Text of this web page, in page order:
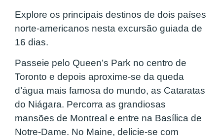
Explore os principais destinos de dois países
norte-americanos nesta excursão guiada de
16 dias.
Passeie pelo Queen’s Park no centro de
Toronto e depois aproxime-se da queda
d’água mais famosa do mundo, as Cataratas
do Niágara. Percorra as grandiosas
mansões de Montreal e entre na Basílica de
Notre-Dame. No Maine, delicie-se com